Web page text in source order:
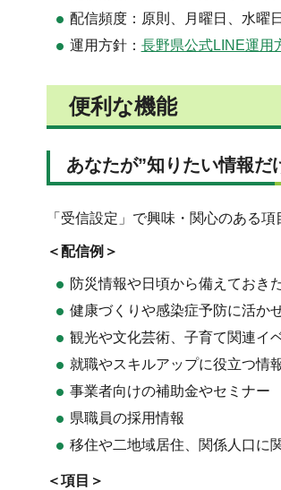
配信頻度：原則、月曜日、水曜
運用方針： 長野県公式LINE運用
便利な機能
あなたが”知りたい情報だ
「受信設定」で興味・関心のある
＜配信例＞
防災情報や日頃から備えておき
健康づくりや感染症予防に活か
観光や文化芸術、子育て関連イ
就職やスキルアップに役立つ情
事業者向けの補助金やセミナー
県職員の採用情報
移住や二地域居住、関係人口に
＜項目＞